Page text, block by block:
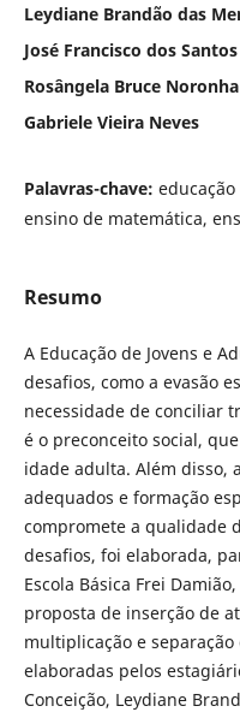
Leydiane Brandão das
José Francisco dos
Rosângela Bruce Noronha
Gabriele Vieira Neves
Palavras-chave:
ensino de matemática,
Resumo
A Educação de Jovens e
desafios, como a evasão
necessidade de conciliar
é o preconceito social,
idade adulta. Além disso,
adequados e formação
compromete a qualidade
desafios, foi elaborada,
Escola Básica Frei
proposta de inserção de
multiplicação e separação
elaboradas pelos
Conceição, Leydiane